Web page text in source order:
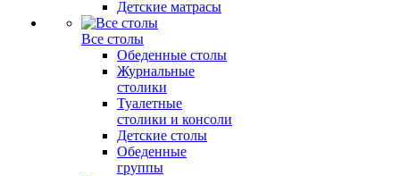
Детские матрасы
Все столы
Обеденные столы
Журнальные
столики
Туалетные
столики и консоли
Детские столы
Обеденные
группы